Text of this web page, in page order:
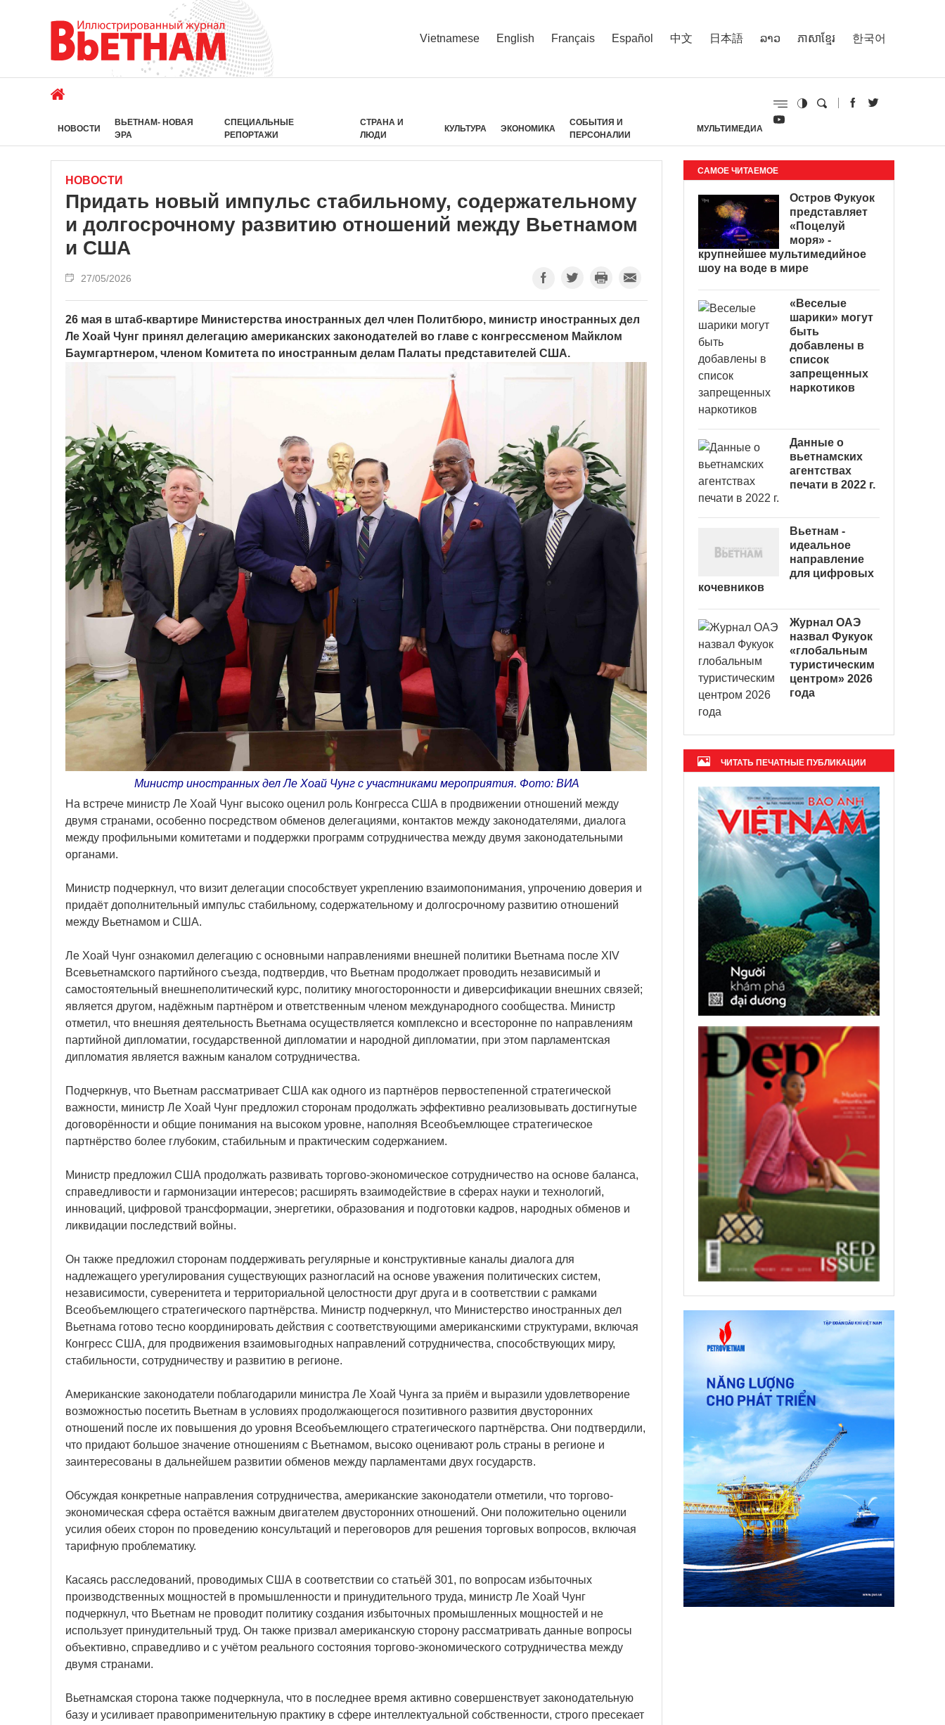
Vietnamese English Français Español 中文 日本語 ລາວ ភាសាខ្មែរ 한국어
НОВОСТИ
ВЬЕТНАМ- НОВАЯ
ЭРА
СПЕЦИАЛЬНЫЕ
РЕПОРТАЖИ
СТРАНА И
ЛЮДИ
КУЛЬТУРА ЭКОНОМИКА
СОБЫТИЯ И
ПЕРСОНАЛИИ
МУЛЬТИМЕДИА
НОВОСТИ
Придать новый импульс стабильному, содержательному
и долгосрочному развитию отношений между Вьетнамом
и США
27/05/2026
26 мая в штаб-квартире Министерства иностранных дел член Политбюро, министр иностранных дел
Ле Хоай Чунг принял делегацию американских законодателей во главе с конгрессменом Майклом
Баумгартнером, членом Комитета по иностранным делам Палаты представителей США.
Министр иностранных дел Ле Хоай Чунг с участниками мероприятия. Фото: ВИА
На встрече министр Ле Хоай Чунг высоко оценил роль Конгресса США в продвижении отношений между
двумя странами, особенно посредством обменов делегациями, контактов между законодателями, диалога
между профильными комитетами и поддержки программ сотрудничества между двумя законодательными
органами.
Министр подчеркнул, что визит делегации способствует укреплению взаимопонимания, упрочению доверия и
придаёт дополнительный импульс стабильному, содержательному и долгосрочному развитию отношений
между Вьетнамом и США.
Ле Хоай Чунг ознакомил делегацию с основными направлениями внешней политики Вьетнама после XIV
Всевьетнамского партийного съезда, подтвердив, что Вьетнам продолжает проводить независимый и
самостоятельный внешнеполитический курс, политику многосторонности и диверсификации внешних связей;
является другом, надёжным партнёром и ответственным членом международного сообщества. Министр
отметил, что внешняя деятельность Вьетнама осуществляется комплексно и всесторонне по направлениям
партийной дипломатии, государственной дипломатии и народной дипломатии, при этом парламентская
дипломатия является важным каналом сотрудничества.
Подчеркнув, что Вьетнам рассматривает США как одного из партнёров первостепенной стратегической
важности, министр Ле Хоай Чунг предложил сторонам продолжать эффективно реализовывать достигнутые
договорённости и общие понимания на высоком уровне, наполняя Всеобъемлющее стратегическое
партнёрство более глубоким, стабильным и практическим содержанием.
Министр предложил США продолжать развивать торгово-экономическое сотрудничество на основе баланса,
справедливости и гармонизации интересов; расширять взаимодействие в сферах науки и технологий,
инноваций, цифровой трансформации, энергетики, образования и подготовки кадров, народных обменов и
ликвидации последствий войны.
Он также предложил сторонам поддерживать регулярные и конструктивные каналы диалога для
надлежащего урегулирования существующих разногласий на основе уважения политических систем,
независимости, суверенитета и территориальной целостности друг друга и в соответствии с рамками
Всеобъемлющего стратегического партнёрства. Министр подчеркнул, что Министерство иностранных дел
Вьетнама готово тесно координировать действия с соответствующими американскими структурами, включая
Конгресс США, для продвижения взаимовыгодных направлений сотрудничества, способствующих миру,
стабильности, сотрудничеству и развитию в регионе.
Американские законодатели поблагодарили министра Ле Хоай Чунга за приём и выразили удовлетворение
возможностью посетить Вьетнам в условиях продолжающегося позитивного развития двусторонних
отношений после их повышения до уровня Всеобъемлющего стратегического партнёрства. Они подтвердили,
что придают большое значение отношениям с Вьетнамом, высоко оценивают роль страны в регионе и
заинтересованы в дальнейшем развитии обменов между парламентами двух государств.
Обсуждая конкретные направления сотрудничества, американские законодатели отметили, что торгово-
экономическая сфера остаётся важным двигателем двусторонних отношений. Они положительно оценили
усилия обеих сторон по проведению консультаций и переговоров для решения торговых вопросов, включая
тарифную проблематику.
Касаясь расследований, проводимых США в соответствии со статьёй 301, по вопросам избыточных
производственных мощностей в промышленности и принудительного труда, министр Ле Хоай Чунг
подчеркнул, что Вьетнам не проводит политику создания избыточных промышленных мощностей и не
использует принудительный труд. Он также призвал американскую сторону рассматривать данные вопросы
объективно, справедливо и с учётом реального состояния торгово-экономического сотрудничества между
двумя странами.
Вьетнамская сторона также подчеркнула, что в последнее время активно совершенствует законодательную
базу и усиливает правоприменительную практику в сфере интеллектуальной собственности, строго пресекает
САМОЕ ЧИТАЕМОЕ
Остров Фукуок
представляет
«Поцелуй
моря» -
крупнейшее мультимедийное
шоу на воде в мире
«Веселые
шарики» могут
быть
добавлены в
список
запрещенных
наркотиков
Данные о
вьетнамских
агентствах
печати в 2022 г.
Вьетнам -
идеальное
направление
для цифровых
кочевников
Журнал ОАЭ
назвал Фукуок
«глобальным
туристическим
центром» 2026
года
ЧИТАТЬ ПЕЧАТНЫЕ ПУБЛИКАЦИИ